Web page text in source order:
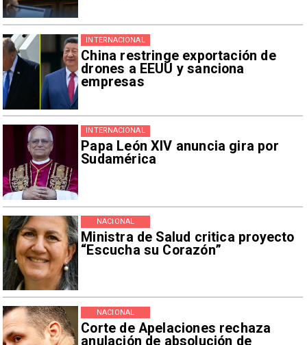
China restringe exportación de
drones a EEUU y sanciona
empresas
INTERNACIONAL
Papa León XIV anuncia gira por
Sudamérica
INTERNACIONAL
Ministra de Salud critica proyecto
“Escucha su Corazón”
NACIONAL
Corte de Apelaciones rechaza
anulación de absolución de
NACIONAL